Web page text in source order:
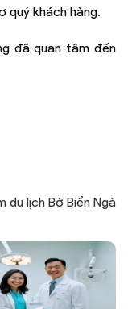
quý khách hàng.
đã quan tâm đến
du lịch Bờ Biển Ngà